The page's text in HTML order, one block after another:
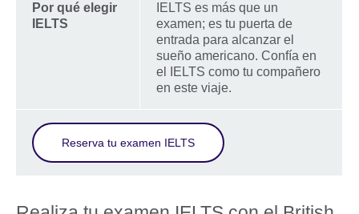
Por qué elegir
IELTS
IELTS es más que un
examen; es tu puerta de
entrada para alcanzar el
sueño americano. Confía en
el IELTS como tu compañero
en este viaje.
Reserva tu examen IELTS